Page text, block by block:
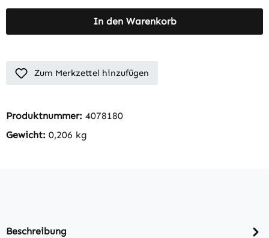
In den Warenkorb
Zum Merkzettel hinzufügen
Produktnummer: 4078180
Gewicht: 0,206 kg
Beschreibung